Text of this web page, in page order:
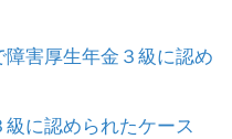
害厚生年金３級に認め
に認められたケース